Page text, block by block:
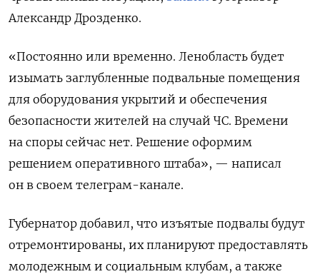
Александр Дрозденко.
«Постоянно или временно. Ленобласть будет
изымать заглубленные подвальные помещения
для оборудования укрытий и обеспечения
безопасности жителей на случай ЧС. Времени
на споры сейчас нет. Решение оформим
решением оперативного штаба», — написал
он в своем телеграм-канале.
Губернатор добавил, что изъятые подвалы будут
отремонтированы, их планируют предоставлять
молодежным и социальным клубам, а также